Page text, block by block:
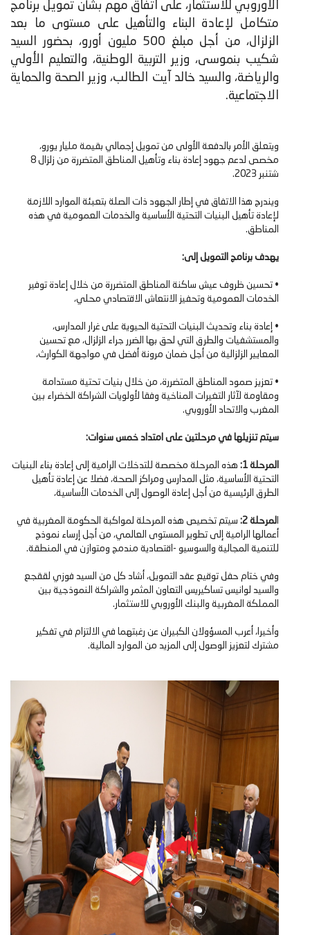
الأوروبي للاستثمار، على اتفاق مهم بشأن تمويل برنامج
متكامل لإعادة البناء والتأهيل على مستوى ما بعد
الزلزال، من أجل مبلغ 500 مليون أورو، بحضور السيد
شكيب بنموسى، وزير التربية الوطنية، والتعليم الأولي
والرياضة، والسيد خالد آيت الطالب، وزير الصحة والحماية
الاجتماعية.
ويتعلق الأمر بالدفعة الأولى من تمويل إجمالي بقيمة مليار يورو،
مخصص لدعم جهود إعادة بناء وتأهيل المناطق المتضررة من زلزال 8
شتنبر 2023.
ويندرج هذا الاتفاق في إطار الجهود ذات الصلة بتعبئة الموارد اللازمة
لإعادة تأهيل البنيات التحتية الأساسية والخدمات العمومية في هذه
المناطق.
يهدف برنامج التمويل إلى:
• تحسين ظروف عيش ساكنة المناطق المتضررة من خلال إعادة توفير
الخدمات العمومية وتحفيز الانتعاش الاقتصادي محلي،
• إعادة بناء وتحديث البنيات التحتية الحيوية على غرار المدارس،
والمستشفيات والطرق التي لحق بها الضرر جراء الزلزال، مع تحسين
المعايير الزلزالية من أجل ضمان مرونة أفضل في مواجهة الكوارث،
• تعزيز صمود المناطق المتضررة، من خلال بنيات تحتية مستدامة
ومقاومة لآثار التغيرات المناخية وفقا لأولويات الشراكة الخضراء بين
المغرب والاتحاد الأوروبي.
سيتم تنزيلها في مرحلتين على امتداد خمس سنوات:
المرحلة 1:
هذه المرحلة مخصصة للتدخلات الرامية إلى إعادة بناء البنيات
التحتية الأساسية، مثل المدارس ومراكز الصحة، فضلا عن إعادة تأهيل
الطرق الرئيسية من أجل إعادة الوصول إلى الخدمات الأساسية،
لمرحلة 2:
سيتم تخصيص هذه المرحلة لمواكبة الحكومة المغربية في
أعمالها الرامية إلى تطوير المستوى العالمي، من أجل إرساء نموذج
للتنمية المجالية والسوسيو -اقتصادية مندمج ومتوازن في المنطقة.
وفي ختام حفل توقيع عقد التمويل، أشاد كل من السيد فوزي لققجع
والسيد لوانيس تساكيريس التعاون المثمر والشراكة النموذجية بين
المملكة المغربية والبنك الأوروبي للاستثمار.
وأخيرا، أعرب المسؤولان الكبيران عن رغبتهما في الالتزام في تفكير
مشترك لتعزيز الوصول إلى المزيد من الموارد المالية.